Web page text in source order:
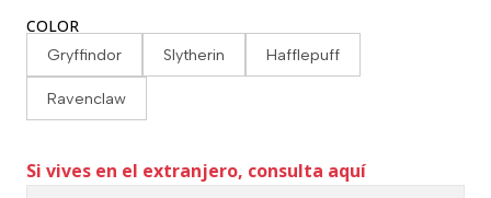
COLOR
Gryffindor Slytherin Hafflepuff
Ravenclaw
Si vives en el extranjero, consulta aquí